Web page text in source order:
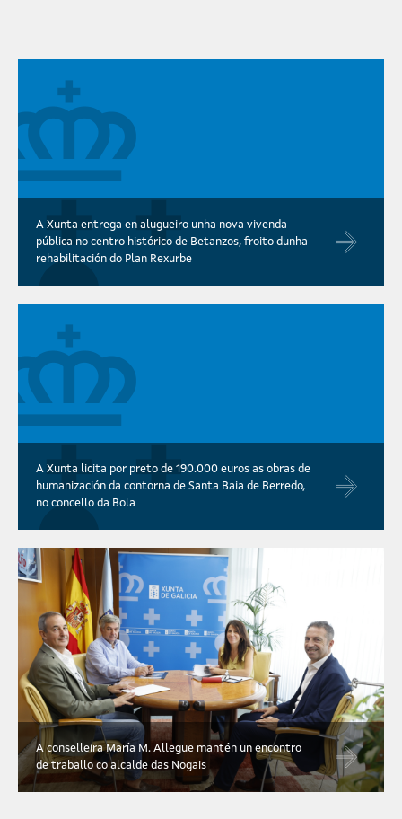
A Xunta entrega en alugueiro unha nova vivenda
pública no centro histórico de Betanzos, froito dunha
rehabilitación do Plan Rexurbe
A Xunta licita por preto de 190.000 euros as obras de
humanización da contorna de Santa Baia de Berredo,
no concello da Bola
A conselleira María M. Allegue mantén un encontro
de traballo co alcalde das Nogais